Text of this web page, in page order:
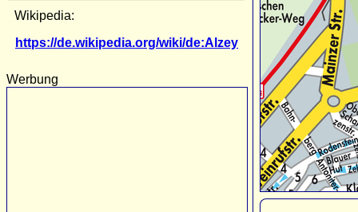
Wikipedia:
https://de.wikipedia.org/wiki/de:Alzey
Werbung